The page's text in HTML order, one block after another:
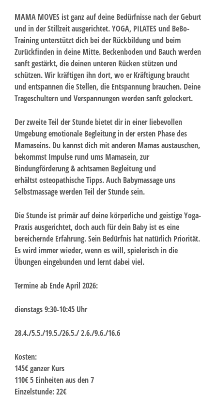
MAMA MOVES ist ganz auf deine Bedürfnisse nach der Geburt
und in der Stillzeit ausgerichtet.YOGA, PILATES und BeBo-
Training unterstützt dich bei der Rückbildung und beim
Zurückfinden in deine Mitte. Beckenboden und Bauch werden
sanft gestärkt, die deinen unteren Rücken stützen und
schützen.Wir kräftigen ihn dort, wo er Kräftigung braucht
und entspannen die Stellen, die Entspannung brauchen. Deine
Trageschultern und Verspannungen werden sanft gelockert.
Der zweite Teil der Stunde bietet dir in einer liebevollen
Umgebung emotionale Begleitung in der ersten Phase des
Mamaseins. Du kannst dich mit anderen Mamas austauschen,
bekommst Impulse rund ums Mamasein, zur
Bindungförderung & achtsamen Begleitung und
erhältstosteopathische Tipps. Auch Babymassage uns
Selbstmassage werden Teil der Stunde sein.
Die Stunde ist primär auf deine körperliche und geistige Yoga-
Praxis ausgerichtet, doch auch für dein Baby ist es eine
bereichernde Erfahrung. Sein Bedürfnis hat natürlich Priorität.
Es wird immer wieder, wenn es will, spielerisch in die
Übungen eingebunden und lernt dabei viel.
Termine ab Ende April 2026:
dienstags 9:30-10:45 Uhr
28.4./5.5./19.5./26.5./2.6./9.6./16.6
Kosten:
145€ ganzer Kurs
110€ 5 Einheiten aus den 7
Einzelstunde: 22€